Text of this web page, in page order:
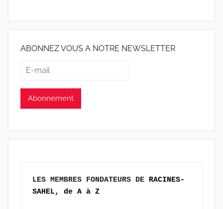
ABONNEZ VOUS A NOTRE NEWSLETTER
LES MEMBRES FONDATEURS DE RACINES-
SAHEL, de A à Z